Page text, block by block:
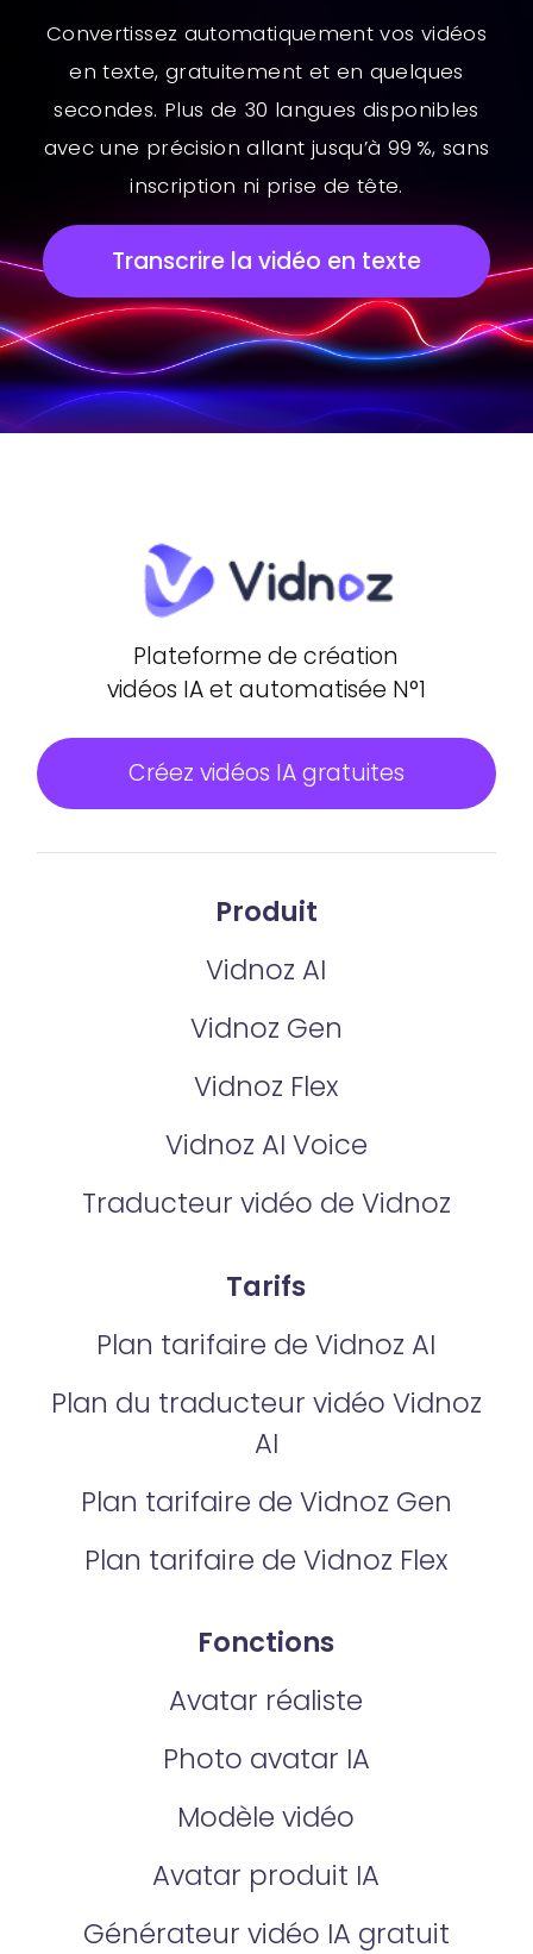
Convertissez automatiquement vos vidéos
en texte, gratuitement et en quelques
secondes. Plus de 30 langues disponibles
avec une précision allant jusqu’à 99 %, sans
inscription ni prise de tête.
Transcrire la vidéo en texte
Plateforme de création
vidéos IA et automatisée N°1
Créez vidéos IA gratuites
Produit
Vidnoz AI
Vidnoz Gen
Vidnoz Flex
Vidnoz AI Voice
Traducteur vidéo de Vidnoz
Tarifs
Plan tarifaire de Vidnoz AI
Plan du traducteur vidéo Vidnoz
AI
Plan tarifaire de Vidnoz Gen
Plan tarifaire de Vidnoz Flex
Fonctions
Avatar réaliste
Photo avatar IA
Modèle vidéo
Avatar produit IA
Générateur vidéo IA gratuit